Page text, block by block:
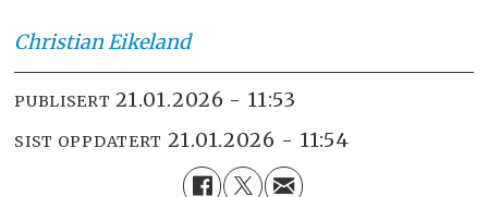
ChristianEikeland
PUBLISERT 21.01.2026 - 11:53
SIST OPPDATERT 21.01.2026 - 11:54